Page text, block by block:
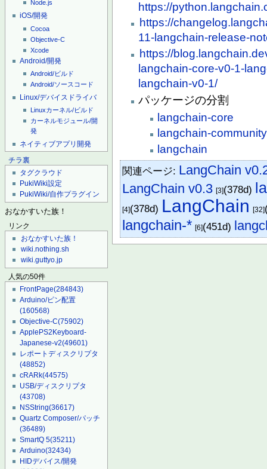
Node.js
iOS/開発
Cocoa
Objective-C
Xcode
Android/開発
Android/ビルド
Android/ソースコード
Linux/デバイスドライバ
Linuxカーネル/ビルド
カーネルモジュール/開
発
ネイティブアプリ開発
チラ裏
タグクラウド
PukiWiki設定
PukiWiki/自作プラグイン
おなかすいた族！
リンク
おなかすいた族！
wiki.nothing.sh
wiki.guttyo.jp
人気の50件
FrontPage(284843)
Arduino/ピン配置
(160568)
Objective-C(75902)
ApplePS2Keyboard-
Japanese-v2(49601)
レポートディスクリプタ
(48852)
cRARk(44575)
USB/ディスクリプタ
(43708)
NSString(36617)
Quartz Composer/パッチ
(36489)
SmartQ 5(35211)
Arduino(32434)
HIDデバイス/開発
https://
https://
11-langchain-release-
https://
langchain-core-v0-1-
langchain-v0-1/
パッケージの分割
langchain-core
langchain-community
langchain
関連ページ: LangChain
LangChain v0.3 [3](378d)
[4](378d) LangChain [32]
langchain-* [6](451d)